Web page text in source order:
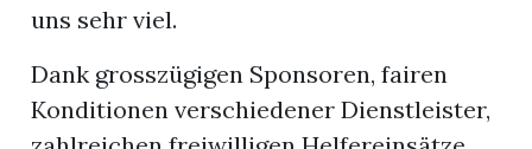
uns sehr viel.
Dank grosszügigen Sponsoren, fairen
Konditionen verschiedener Dienstleister,